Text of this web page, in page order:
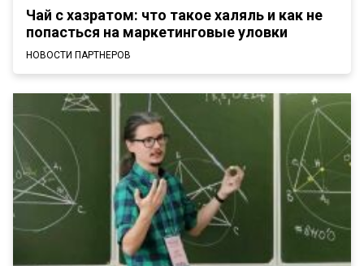
Чай с хазратом: что такое халяль и как не
попасться на маркетинговые уловки
НОВОСТИ ПАРТНЕРОВ